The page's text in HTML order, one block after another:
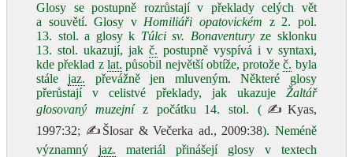
Glosy se postupně rozrůstají v překlady celých vět
a souvětí. Glosy v Homiliáři opatovickém z 2. pol.
13. stol. a glosy k Túlci sv. Bonaventuryze sklonku
13. stol. ukazují, jak č. postupně vyspívá i v syntaxi,
kde překlad z lat. působil největší obtíže, protožeč. byla
stálejaz. převážně jen mluveným. Některé glosy
přerůstají v celistvé překlady, jak ukazuje Žaltář
glosovaný muzejníz počátku 14. stol. ( ✍Kyas,
1997:32; ✍Šlosar & Večerka ad., 2009:38). Neméně
významný jaz. materiál přinášejí glosy v textech